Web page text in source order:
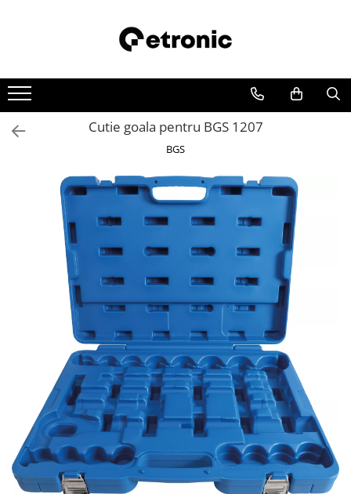
Cutie goala pentru BGS 1207
BGS